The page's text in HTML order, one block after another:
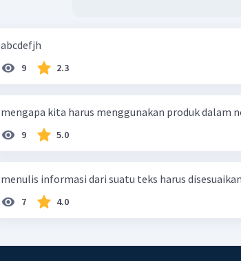
abcdefjh
9 2.3
mengapa kita harus menggunakan produk dalam
9 5.0
menulis informasi dari suatu teks harus
7 4.0